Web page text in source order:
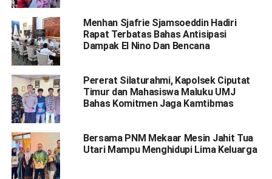
Menhan Sjafrie Sjamsoeddin Hadiri
Rapat Terbatas Bahas Antisipasi
Dampak El Nino Dan Bencana
Pererat Silaturahmi, Kapolsek Ciputat
Timur dan Mahasiswa Maluku UMJ
Bahas Komitmen Jaga Kamtibmas
Bersama PNM Mekaar Mesin Jahit Tua
Utari Mampu Menghidupi Lima Keluarga